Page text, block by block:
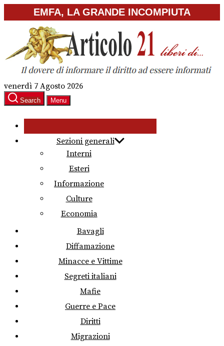
to
content
EMFA, LA GRANDE INCOMPIUTA
venerdì 7 Agosto 2026
Search Menu
Sezioni generali
Interni
Esteri
Informazione
Culture
Economia
Bavagli
Diffamazione
Minacce e Vittime
Segreti italiani
Mafie
Guerre e Pace
Diritti
Migrazioni